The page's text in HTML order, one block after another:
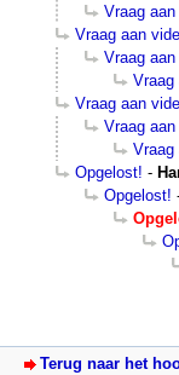
Vraag aan
Vraag aan
Vraag aan
Vraag
Vraag aan
Vraag aan
Vraag
Opgelost! -
Opgelost!
Terug naar het